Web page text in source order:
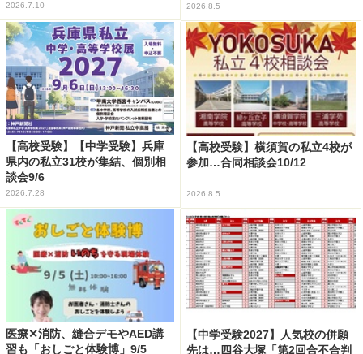
2026.7.10 2026.8.5
【高校受験】【中学受験】兵庫
県内の私立31校が集結、個別相
談会9/6
2026.7.28
【高校受験】横須賀の私立4校が
参加…合同相談会10/12
2026.8.5
医療✕消防、縫合デモやAED講
習も「おしごと体験博」9/5
【中学受験2027】人気校の併願
先は…四谷大塚「第2回合不合判